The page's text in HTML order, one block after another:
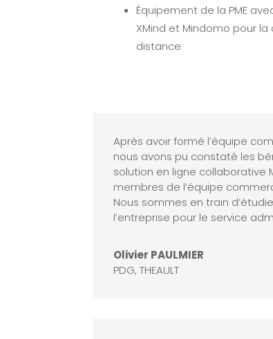
Équipement de la PME
XMind et Mindomo pour
distance
Après avoir formé l’équipe
nous avons pu constaté les
solution en ligne collaborative
membres de l’équipe
Nous sommes en train
l’entreprise pour le service
Olivier PAULMIER
PDG, THEAULT